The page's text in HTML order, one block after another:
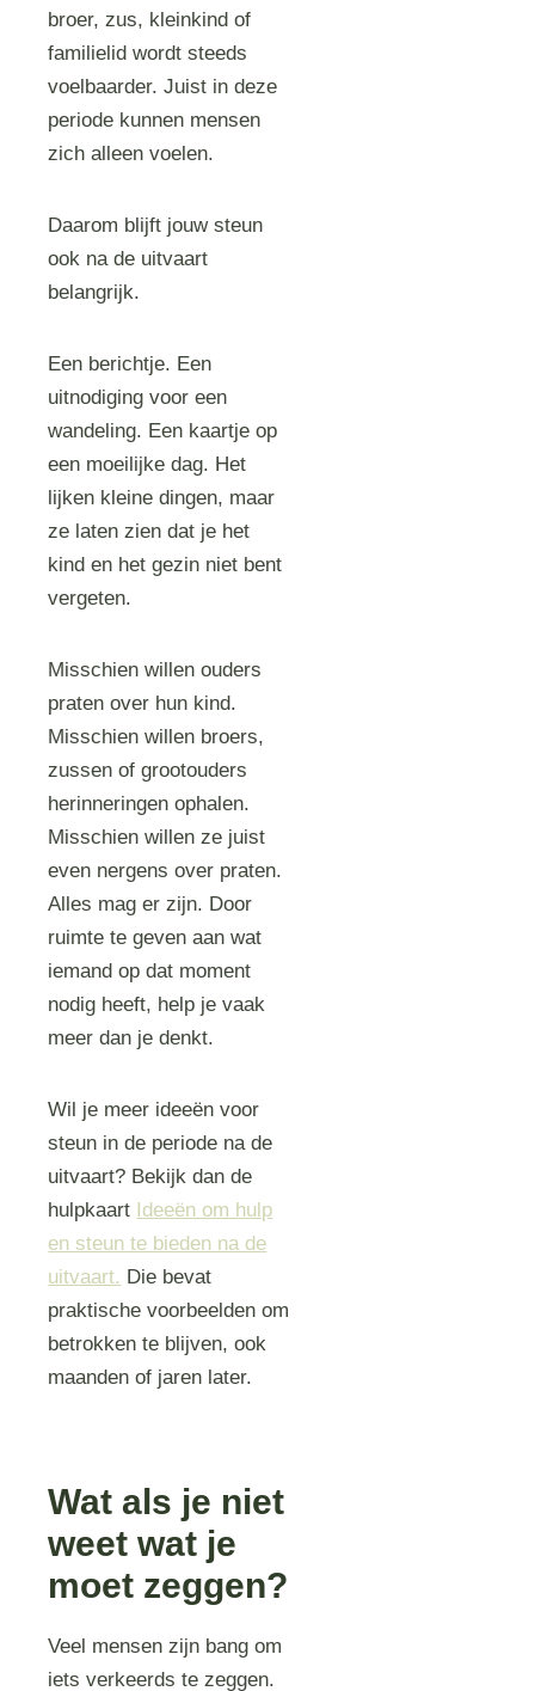
broer, zus, kleinkind of
familielid wordt steeds
voelbaarder. Juist in deze
periode kunnen mensen
zich alleen voelen.
Daarom blijft jouw steun
ook na de uitvaart
belangrijk.
Een berichtje. Een
uitnodiging voor een
wandeling. Een kaartje op
een moeilijke dag. Het
lijken kleine dingen, maar
ze laten zien dat je het
kind en het gezin niet bent
vergeten.
Misschien willen ouders
praten over hun kind.
Misschien willen broers,
zussen of grootouders
herinneringen ophalen.
Misschien willen ze juist
even nergens over praten.
Alles mag er zijn. Door
ruimte te geven aan wat
iemand op dat moment
nodig heeft, help je vaak
meer dan je denkt.
Wil je meer ideeën voor
steun in de periode na de
uitvaart? Bekijk dan de
hulpkaart Ideeën om hulp
en steun te bieden na de
uitvaart. Die bevat
praktische voorbeelden om
betrokken te blijven, ook
maanden of jaren later.
Wat als je niet
weet wat je
moet zeggen?
Veel mensen zijn bang om
iets verkeerds te zeggen.